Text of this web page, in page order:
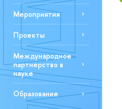
Мероприятия
Проекты
Международное
партнерство в
науке
Образование